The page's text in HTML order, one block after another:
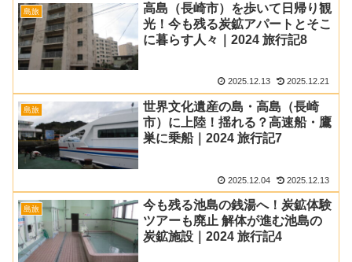
島旅
高島（長崎市）を歩いて日帰り観
光！今も残る炭鉱アパートとそこ
に暮らす人々｜2024 旅行記8
2025.12.13 2025.12.21
島旅
世界文化遺産の島・高島（長崎
市）に上陸！揺れる？高速船・鷹
巣に乗船｜2024 旅行記7
2025.12.04 2025.12.13
島旅
今も残る池島の銭湯へ！炭鉱体験
ツアーも廃止 解体が進む池島の
炭鉱施設｜2024 旅行記4